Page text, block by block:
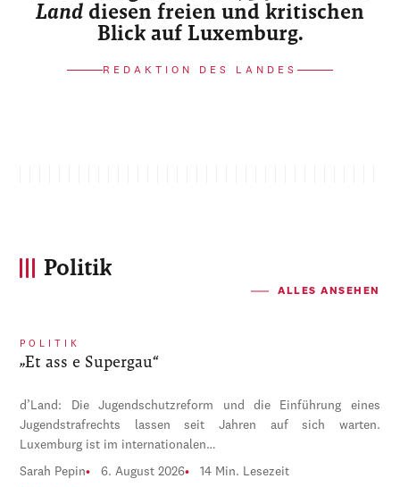
Land diesen freien und kritischen
Blick auf Luxemburg.
REDAKTION DES LANDES
Politik
ALLES ANSEHEN
POLITIK
„Et ass e Supergau“
d’Land: Die Jugendschutzreform und die Einführung eines
Jugendstrafrechts lassen seit Jahren auf sich warten.
Luxemburg ist im internationalen…
Sarah Pepin 6. August 2026 14 Min. Lesezeit